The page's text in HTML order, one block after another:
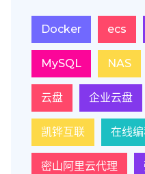
Docker ecs
MySQL NAS
云盘 企业云盘
凯铧互联 在线
密山阿里云代理